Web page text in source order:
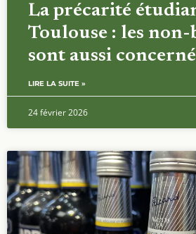
La précarité
Toulouse : les
sont aussi
LIRE LA SUITE »
24 février 2026